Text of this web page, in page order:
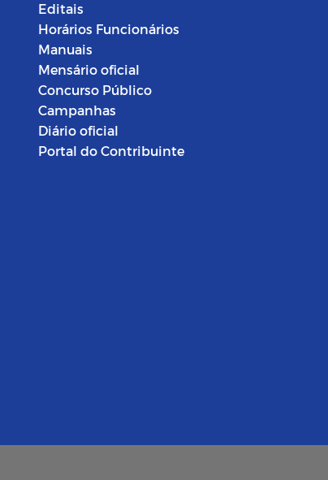
Editais
Horários Funcionários
Manuais
Mensário oficial
Concurso Público
Campanhas
Diário oficial
Portal do Contribuinte